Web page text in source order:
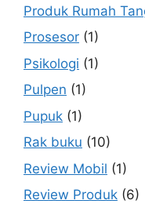
Produk Rumah
Prosesor (1)
Psikologi (1)
Pulpen (1)
Pupuk (1)
Rak buku (10)
Review Mobil (1)
Review Produk (6)